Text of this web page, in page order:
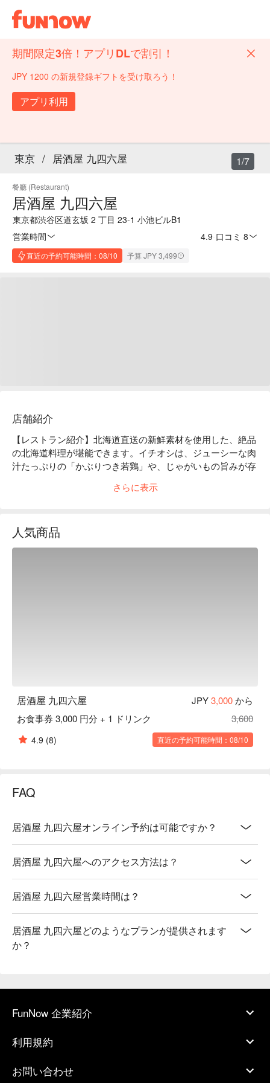
期間限定3倍！アプリDLで割引！
JPY 1200 の新規登録ギフトを受け取ろう！
アプリ利用
東京 / 居酒屋 九四六屋
餐廳 (Restaurant)
居酒屋 九四六屋
東京都渋谷区道玄坂 2 丁目 23-1 小池ビルB1
営業時間
4.9 口コミ 8
直近の予約可能時間：08/10 予算 JPY 3,499
1/7
店舗紹介
【レストラン紹介】北海道直送の新鮮素材を使用した、絶品
の北海道料理が堪能できます。イチオシは、ジューシーな肉
汁たっぷりの「かぶりつき若鶏」や、じゃがいもの旨みが存
らない「自家製いくら丼」など。また、裏メニューが豊富な
【店内雰囲気】レトロでアットホームな雰囲気の店内は、ほ
っと一息ついてくつろげる居心地の良い空間。友人や気心の
さらに表示
人気商品
居酒屋 九四六屋 JPY3,000から
お食事券 3,000 円分 + 1 ドリンク
3,600
4.9 (8) 直近の予約可能時間：08/10
FAQ
居酒屋 九四六屋オンライン予約は可能ですか？
居酒屋 九四六屋へのアクセス方法は？
居酒屋 九四六屋営業時間は？
居酒屋 九四六屋どのようなプランが提供されます
か？
FunNow 企業紹介
利用規約
お問い合わせ